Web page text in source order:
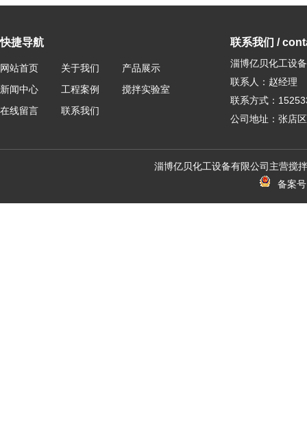
快捷导航
网站首页 关于我们
产品展示
新闻中心
工程案例
搅拌实验室
在线留言
联系我们
联系我们 /
淄博亿贝化工设
联系人：赵经理
联系方式：
公司地址：张店
淄博亿贝化工设备有限公司主营搅
备案